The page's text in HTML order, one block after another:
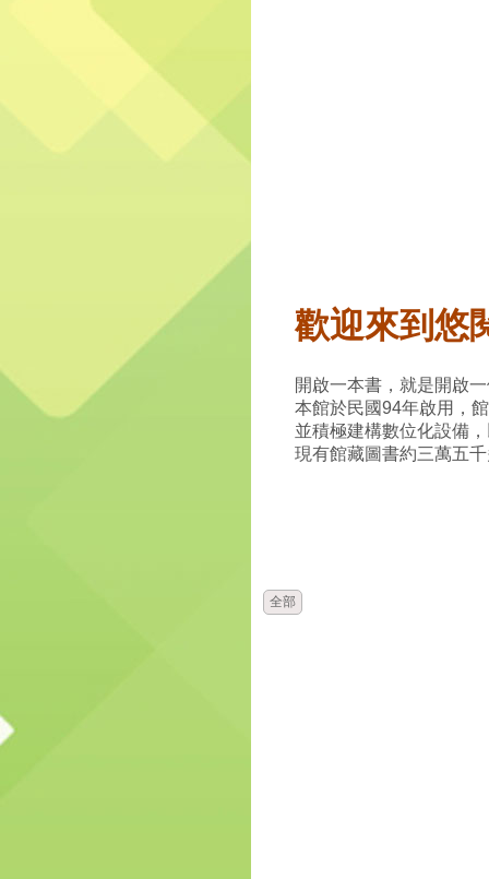
歡迎來到悠
開啟一本書，就是開啟
本館於民國94年啟用，
並積極建構數位化設備
現有館藏圖書約三萬五
全部